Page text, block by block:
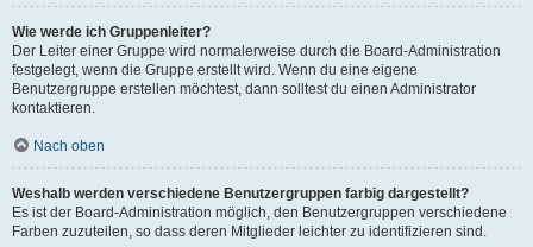
Wie werde ich Gruppenleiter?
Der Leiter einer Gruppe wird normalerweise durch die Board-Administration
festgelegt, wenn die Gruppe erstellt wird. Wenn du eine eigene
Benutzergruppe erstellen möchtest, dann solltest du einen Administrator
kontaktieren.
Nach oben
Weshalb werden verschiedene Benutzergruppen farbig dargestellt?
Es ist der Board-Administration möglich, den Benutzergruppen verschiedene
Farben zuzuteilen, so dass deren Mitglieder leichter zu identifizieren sind.